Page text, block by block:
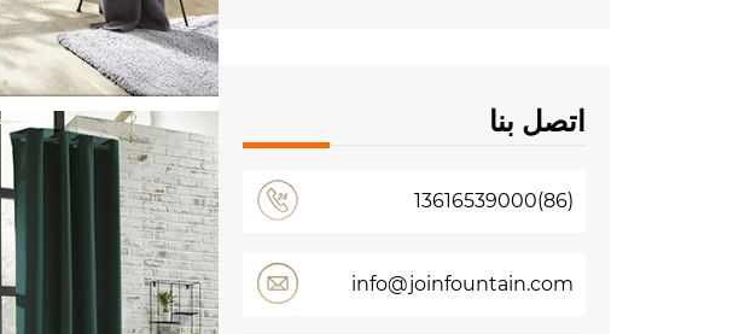
اتصل بنا
(86)13616539000
info@joinfountain.com